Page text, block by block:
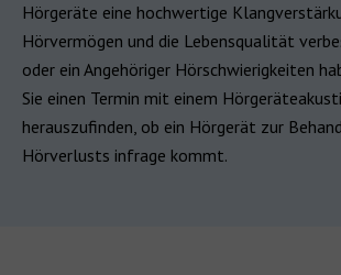
Hörgeräte eine hochwertige
Hörvermögen und die Lebensqualität
oder ein Angehöriger Hörschwierigkeiten
Sie einen Termin mit einem
herauszufinden, ob ein Hörgerät zur
Hörverlusts infrage kommt.